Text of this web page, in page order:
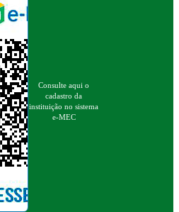
Consulte aqui o
cadastro da
instituição no sistema
e-MEC